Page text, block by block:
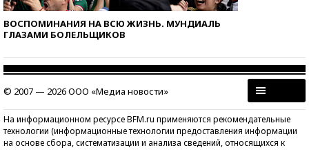
ВОСПОМИНАНИЯ НА ВСЮ ЖИЗНЬ. МУНДИАЛЬ
ГЛАЗАМИ БОЛЕЛЬЩИКОВ
© 2007 — 2026 ООО «Медиа новости»
На информационном ресурсе BFM.ru применяются рекомендательные
технологии (информационные технологии предоставления информации
на основе сбора, систематизации и анализа сведений, относящихся к